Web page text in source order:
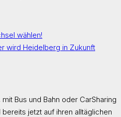
wählen!
wird Heidelberg in Zukunft
Bus und Bahn oder CarSharing
jetzt auf ihren alltäglichen